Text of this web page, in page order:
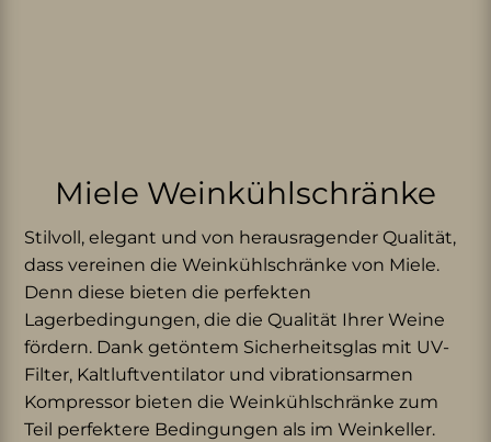
Miele Weinkühlschränke
Stilvoll, elegant und von herausragender Qualität,
dass vereinen die Weinkühlschränke von Miele.
Denn diese bieten die perfekten
Lagerbedingungen, die die Qualität Ihrer Weine
fördern. Dank getöntem Sicherheitsglas mit UV-
Filter, Kaltluftventilator und vibrationsarmen
Kompressor bieten die Weinkühlschränke zum
Teil perfektere Bedingungen als im Weinkeller.